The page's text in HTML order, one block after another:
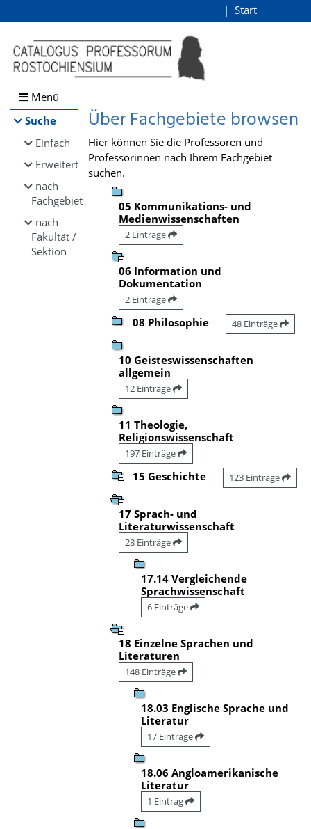
Browsen
direkt zum Inhalt
Start
Menü
Suche
Einfach
Erweitert
nach
Fachgebiet
nach
Fakultät /
Sektion
Über Fachgebiete browsen
Hier können Sie die Professoren und
Professorinnen nach Ihrem Fachgebiet
suchen.
05 Kommunikations- und
Medienwissenschaften
2 Einträge
06 Information und
Dokumentation
2 Einträge
08 Philosophie 48 Einträge
10 Geisteswissenschaften
allgemein
12 Einträge
11 Theologie,
Religionswissenschaft
197 Einträge
15 Geschichte 123 Einträge
17 Sprach- und
Literaturwissenschaft
28 Einträge
17.14 Vergleichende
Sprachwissenschaft
6 Einträge
18 Einzelne Sprachen und
Literaturen
148 Einträge
18.03 Englische Sprache und
Literatur
17 Einträge
18.06 Angloamerikanische
Literatur
1 Eintrag